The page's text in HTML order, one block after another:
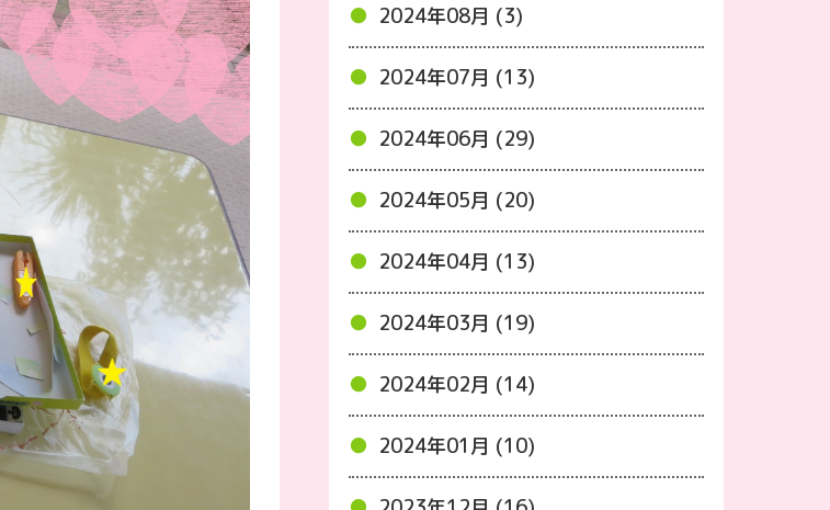
2024年08月 (3)
2024年07月 (13)
2024年06月 (29)
2024年05月 (20)
2024年04月 (13)
2024年03月 (19)
2024年02月 (14)
2024年01月 (10)